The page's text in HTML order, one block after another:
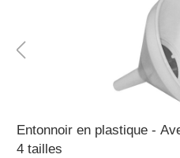
Entonnoir en plastique -
4 tailles